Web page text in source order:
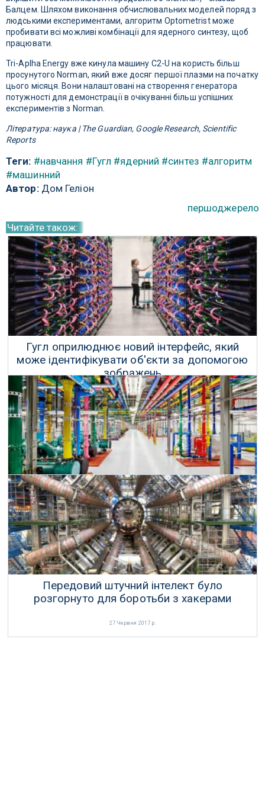
Балцем. Шляхом виконання обчислювальних моделей поряд з
людськими експериментами, алгоритм Optometrist може
пробивати всі можливі комбінації для ядерного синтезу, щоб
працювати.
Tri-Aplha Energy вже кинула машину C2-U на користь більш
просунутого Norman, який вже досяг першої плазми на початку
цього місяця. Вони налаштовані на створення генератора
потужності для демонстрації в очікуванні більш успішних
експериментів з Norman.
Література: наука | The Guardian, Google Research, Scientific
Reports
Теги: #навчання #Гугл #ядерний #синтез #алгоритм
#машинний
Автор:Дом Геліон
першоджерело
Читайте також:
Гугл оприлюднює новий інтерфейс, який
може ідентифікувати об'єкти за допомогою
зображень
21 Червня 2017 р.
Гугл хоче зробити Інтернет швидшим
25 Липня 2017 р.
Передовий штучний інтелект було
розгорнуто для боротьби з хакерами
27 Червня 2017 р.